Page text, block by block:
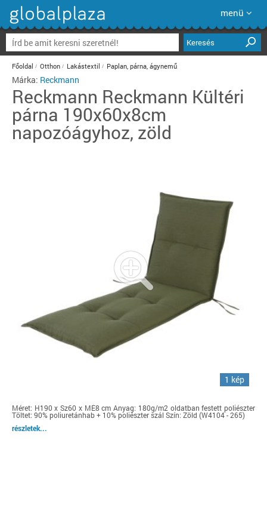
menü
Keresés
Főoldal Otthon Lakástextil Paplan, párna, ágynemű
Márka: Reckmann
Reckmann Reckmann Kültéri
párna 190x60x8cm
napozóágyhoz, zöld
1 kép
Méret: H190 x Sz60 x MÉ8 cm Anyag: 180g/m2 oldatban festett poliészter
Töltet: 90% poliuretánhab + 10% poliészter szál Szín: Zöld (W4104 - 265)
részletek...